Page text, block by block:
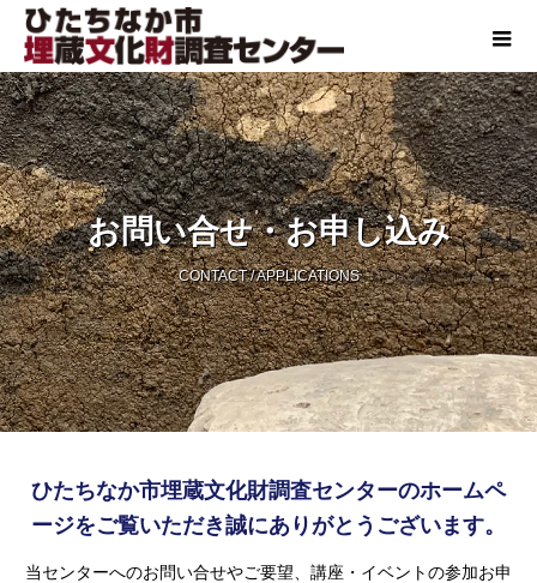
お問い合せ・お申し込み
CONTACT / APPLICATIONS
ひたちなか市埋蔵文化財調査センターのホームペ
ージをご覧いただき誠にありがとうございます。
当センターへのお問い合せやご要望、講座・イベントの参加お申